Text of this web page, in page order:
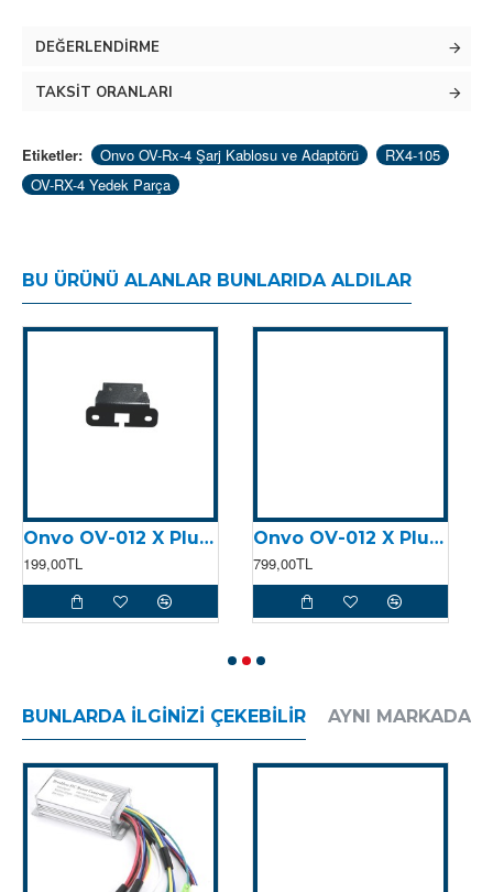
ŞARJ ADAPTÖRÜ ( 58.8
DEĞERLENDIRME
TAKSIT ORANLARI
Etiketler: Onvo OV-Rx-4 Şarj Kablosu ve Adaptörü
RX4-105
OV-RX-4 Yedek Parça
BU ÜRÜNÜ ALANLAR BUNLARIDA ALDILAR
Onvo OV-012 X Plus Arka Stop Demiri (2024)
199,00TL
Onvo OV-012 X Plus Arka Stop (2024)
799,00TL
BUNLARDA İLGINIZI ÇEKEBILIR AYNI MARKADAN